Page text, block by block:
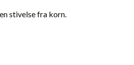
stivelse fra korn.